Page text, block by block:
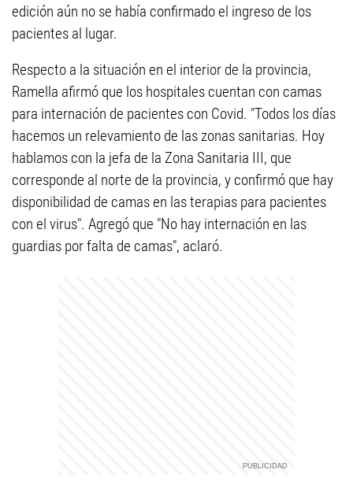
edición aún no se había confirmado el ingreso de los
pacientes al lugar.
Respecto a la situación en el interior de la provincia,
Ramella afirmó que los hospitales cuentan con camas
para internación de pacientes con Covid. "Todos los días
hacemos un relevamiento de las zonas sanitarias. Hoy
hablamos con la jefa de la Zona Sanitaria III, que
corresponde al norte de la provincia, y confirmó que hay
disponibilidad de camas en las terapias para pacientes
con el virus". Agregó que "No hay internación en las
guardias por falta de camas", aclaró.